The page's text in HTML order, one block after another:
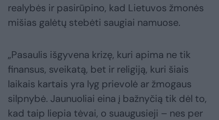
realybės ir pasirūpino, kad Lietuvos žmonės
mišias galėtų stebėti saugiai namuose.
„Pasaulis išgyvena krizę, kuri apima ne tik
finansus, sveikatą, bet ir religiją, kuri šiais
laikais kartais yra lyg prievolė ar žmogaus
silpnybė. Jaunuoliai eina į bažnyčią tik dėl to,
kad taip liepia tėvai, o suaugusieji – nes per